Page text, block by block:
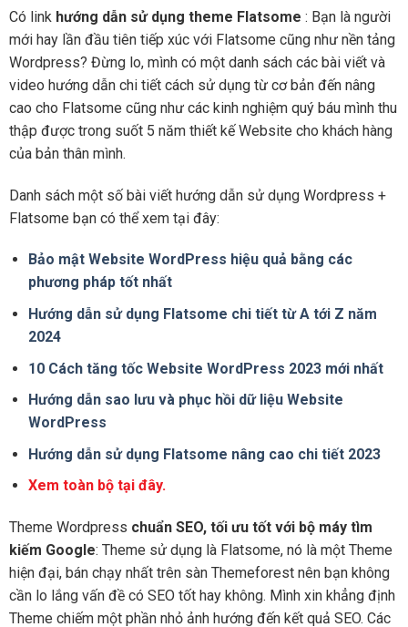
Có link hướng dẫn sử dụng theme Flatsome : Bạn là người
mới hay lần đầu tiên tiếp xúc với Flatsome cũng như nền tảng
Wordpress? Đừng lo, mình có một danh sách các bài viết và
video hướng dẫn chi tiết cách sử dụng từ cơ bản đến nâng
cao cho Flatsome cũng như các kinh nghiệm quý báu mình thu
thập được trong suốt 5 năm thiết kế Website cho khách hàng
của bản thân mình.
Danh sách một số bài viết hướng dẫn sử dụng Wordpress +
Flatsome bạn có thể xem tại đây:
Bảo mật Website WordPress hiệu quả bằng các
phương pháp tốt nhất
Hướng dẫn sử dụng Flatsome chi tiết từ A tới Z năm
2024
10 Cách tăng tốc Website WordPress 2023 mới nhất
Hướng dẫn sao lưu và phục hồi dữ liệu Website
WordPress
Hướng dẫn sử dụng Flatsome nâng cao chi tiết 2023
Xem toàn bộ tại đây.
Theme Wordpress chuẩn SEO, tối ưu tốt với bộ máy tìm
kiếm Google: Theme sử dụng là Flatsome, nó là một Theme
hiện đại, bán chạy nhất trên sàn Themeforest nên bạn không
cần lo lắng vấn đề có SEO tốt hay không. Mình xin khẳng định
Theme chiếm một phần nhỏ ảnh hướng đến kết quả SEO. Các